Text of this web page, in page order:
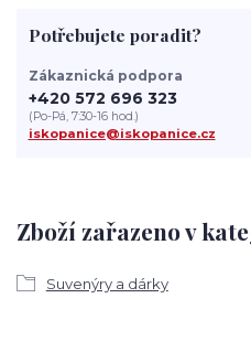
Zboží zařazeno v
Suvenýry a dárky
Potřebujete poradit?
Zákaznická podpora
+420 572 696 323
(Po-Pá, 7:30-16 hod.)
iskopanice@iskopanice.cz